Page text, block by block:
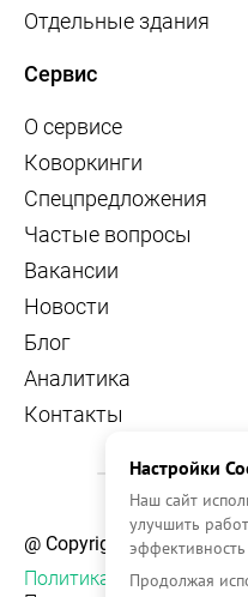
Отдельные здания
Сервис
О сервисе
Коворкинги
Спецпредложения
Частые вопросы
Вакансии
Новости
Блог
Аналитика
Контакты
@ Copyright, 2026 OFFICE
Политика
Настройки
Наш сайт
улучшить
Продолжая